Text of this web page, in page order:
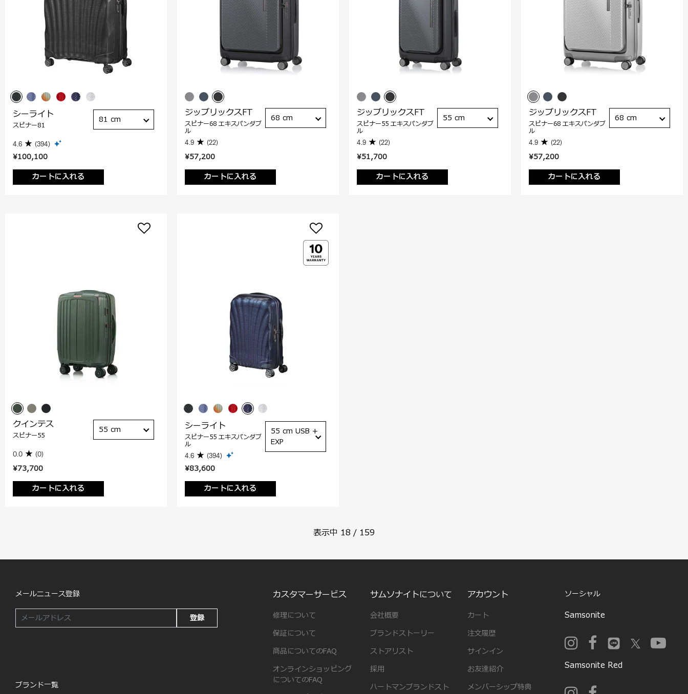
¥100,100
カートに入れる
シーライト
スピナー81
4.6 (394)
81 cm
¥57,200
カートに入れる
ジップリックスFT
スピナー68 エキスパンダブ
ル
4.9 (22)
68 cm
¥51,700
カートに入れる
ジップリックスFT
スピナー55 エキスパンダブ
ル
4.9 (22)
55 cm
¥57,200
カートに入れる
ジップリックスFT
スピナー68 エキスパンダブ
ル
4.9 (22)
68 cm
¥73,700
カートに入れる
クインテス
スピナー55
0.0 (0)
55 cm
¥83,600
カートに入れる
シーライト
スピナー55 エキスパンダブ
ル
4.6 (394)
55 cm USB +
EXP
表示中 18 / 159
メールニュース登録
登録
ブランド一覧
カスタマーサービス
修理について
保証について
商品についてのFAQ
オンラインショッピング
についてのFAQ
サムソナイトについて
会社概要
ブランドストーリー
ストアリスト
採用
ハートマンブランドスト
アカウント
カート
注文履歴
サインイン
お友達紹介
メンバーシップ特典
ソーシャル
Samsonite
Samsonite Red